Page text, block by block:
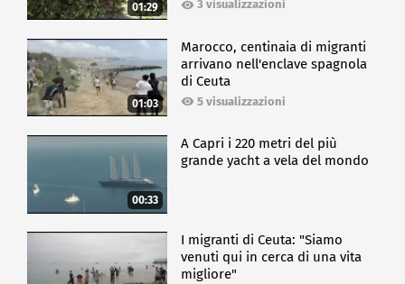
01:29 3 visualizzazioni
01:03
Marocco, centinaia di migranti
arrivano nell'enclave spagnola
di Ceuta
5 visualizzazioni
00:33
A Capri i 220 metri del più
grande yacht a vela del mondo
I migranti di Ceuta: "Siamo
venuti qui in cerca di una vita
migliore"